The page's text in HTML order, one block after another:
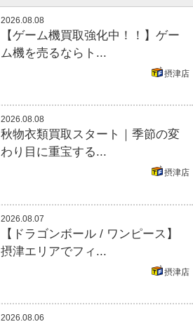
2026.08.08
【ゲーム機買取強化中！！】ゲー
ム機を売るならト...
摂津店
2026.08.08
秋物衣類買取スタート｜季節の変
わり目に重宝する...
摂津店
2026.08.07
【ドラゴンボール / ワンピース】
摂津エリアでフィ...
摂津店
2026.08.06